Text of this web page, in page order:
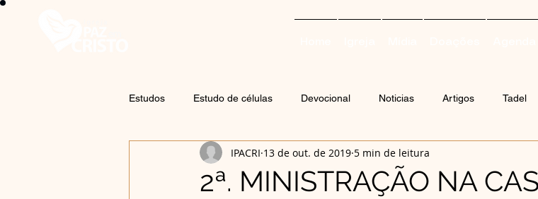
Estudos Estudo de células Devocional Noticias Artigos Tadel
2ª. MINISTRAÇÃO NA
IPACRI 13 de out. de 2019 5 min de leitura